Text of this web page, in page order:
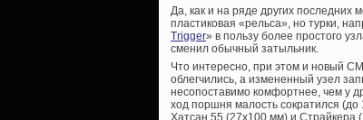
Да, как и на ряде других последних
пластиковая «рельса», но турки,
Trigger» в пользу более простого
сменил обычный затыльник.
Что интересно, при этом и новый
облегчились, а измененный узел
несопоставимо комфортнее, чем у
ход поршня малость сократился (до
Хатсан 55 (27х100 мм) и Страйкера